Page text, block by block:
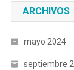
ARCHIVOS
mayo 2024
septiembre